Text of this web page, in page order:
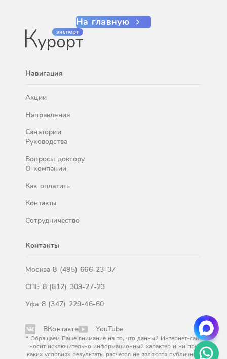
На главную
Навигация
Акции
Направления
Санатории
Руководства
Вопросы доктору
О компании
Как оплатить
Контакты
Сотрудничество
Контакты
Москва8 (495) 666-23-37
СПБ 8 (812) 309-27-23
Уфа 8 (347) 229-46-60
ВКонтакте YouTube
* Обращаем Ваше внимание на то, что данный Интернет-сайт
носит исключительно информационный характер и ни при
каких условиях результаты расчетов не являются публичной